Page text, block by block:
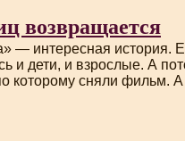
— интересная история.
и дети, и взрослые. А
которому сняли фильм.